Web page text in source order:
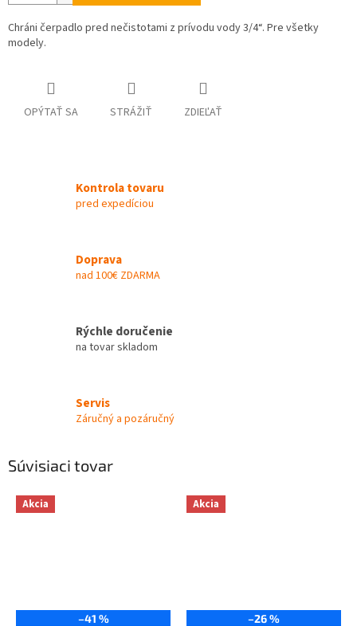
Chráni čerpadlo pred nečistotami z prívodu vody 3/4“. Pre všetky
modely.
OPÝTAŤ SA STRÁŽIŤ ZDIEĽAŤ
Kontrola tovaru
pred expedíciou
Doprava
nad 100€ ZDARMA
Rýchle doručenie
na tovar skladom
Servis
Záručný a pozáručný
Súvisiaci tovar
Akcia
–41 %
Akcia
–26 %